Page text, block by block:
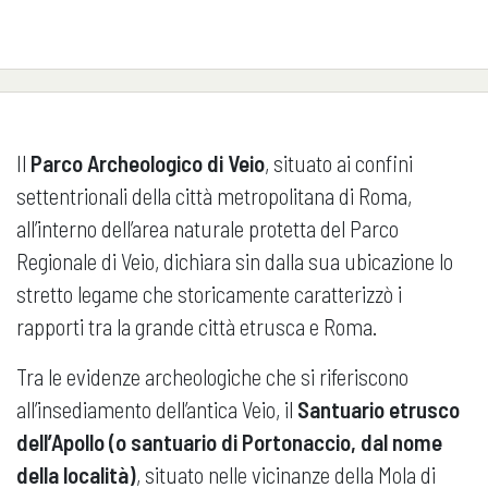
Il Parco Archeologico di Veio, situato ai confini
settentrionali della città metropolitana di Roma,
all’interno dell’area naturale protetta del Parco
Regionale di Veio, dichiara sin dalla sua ubicazione lo
stretto legame che storicamente caratterizzò i
rapporti tra la grande città etrusca e Roma.
Tra le evidenze archeologiche che si riferiscono
all’insediamento dell’antica Veio, il Santuario etrusco
dell’Apollo (o santuario di Portonaccio, dal nome
della località), situato nelle vicinanze della Mola di